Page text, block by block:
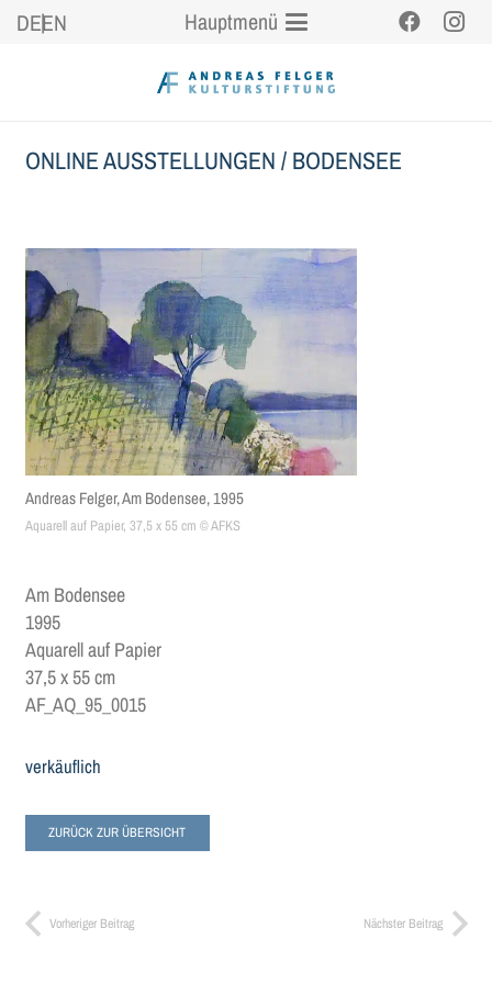
DEEN Hauptmenü
ONLINE AUSSTELLUNGEN / BODENSEE
Andreas Felger, Am Bodensee, 1995
Aquarell auf Papier, 37,5 x 55 cm © AFKS
Am Bodensee
1995
Aquarell auf Papier
37,5 x 55 cm
AF_AQ_95_0015
verkäuflich
ZURÜCK ZUR ÜBERSICHT
Vorheriger Beitrag Nächster Beitrag